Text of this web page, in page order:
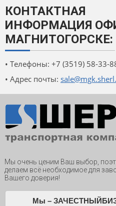
КОНТАКТНАЯ
ИНФОРМАЦИЯ
МАГНИТОГОРСКЕ:
• Телефоны: +7 (3519) 58-33-
• Адрес почты:
Мы очень ценим Ваш выбор,
делаем всё необходимое для
Вашего доверия!
Мы –